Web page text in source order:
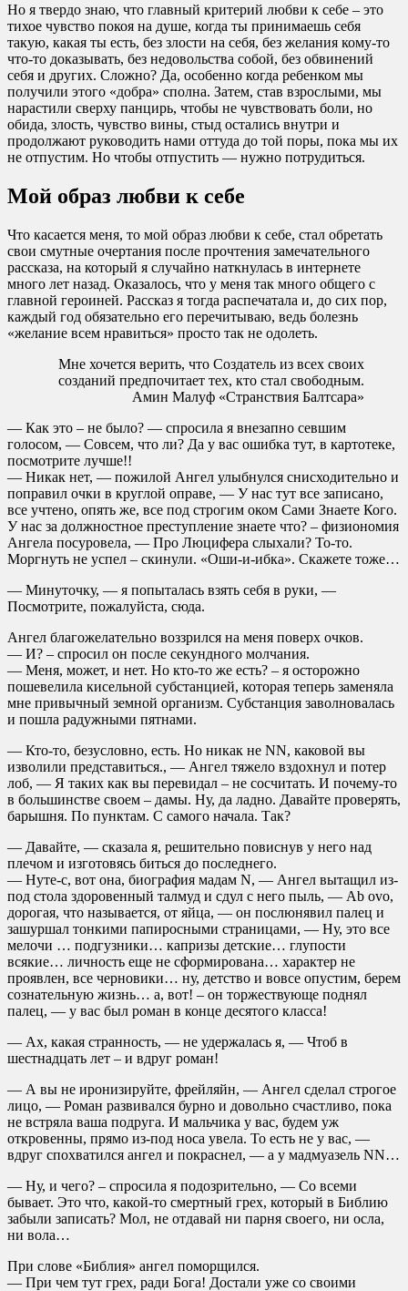
Но я твердо знаю, что главный критерий любви к себе – это
тихое чувство покоя на душе, когда ты принимаешь себя
такую, какая ты есть, без злости на себя, без желания кому-то
что-то доказывать, без недовольства собой, без обвинений
себя и других. Сложно? Да, особенно когда ребенком мы
получили этого «добра» сполна. Затем, став взрослыми, мы
нарастили сверху панцирь, чтобы не чувствовать боли, но
обида, злость, чувство вины, стыд остались внутри и
продолжают руководить нами оттуда до той поры, пока мы их
не отпустим. Но чтобы отпустить — нужно потрудиться.
Мой образ любви к себе
Что касается меня, то мой образ любви к себе, стал обретать
свои смутные очертания после прочтения замечательного
рассказа, на который я случайно наткнулась в интернете
много лет назад. Оказалось, что у меня так много общего с
главной героиней. Рассказ я тогда распечатала и, до сих пор,
каждый год обязательно его перечитываю, ведь болезнь
«желание всем нравиться» просто так не одолеть.
Мне хочется верить, что Создатель из всех своих
созданий предпочитает тех, кто стал свободным.
Амин Малуф «Странствия Балтсара»
— Как это – не было? — спросила я внезапно севшим
голосом, — Совсем, что ли? Да у вас ошибка тут, в картотеке,
посмотрите лучше!!
— Никак нет, — пожилой Ангел улыбнулся снисходительно и
поправил очки в круглой оправе, — У нас тут все записано,
все учтено, опять же, все под строгим оком Сами Знаете Кого.
У нас за должностное преступление знаете что? – физиономия
Ангела посуровела, — Про Люцифера слыхали? То-то.
Моргнуть не успел – скинули. «Оши-и-ибка». Скажете тоже…
— Минуточку, — я попыталась взять себя в руки, —
Посмотрите, пожалуйста, сюда.
Ангел благожелательно воззрился на меня поверх очков.
— И? – спросил он после секундного молчания.
— Меня, может, и нет. Но кто-то же есть? – я осторожно
пошевелила кисельной субстанцией, которая теперь заменяла
мне привычный земной организм. Субстанция заволновалась
и пошла радужными пятнами.
— Кто-то, безусловно, есть. Но никак не NN, каковой вы
изволили представиться., — Ангел тяжело вздохнул и потер
лоб, — Я таких как вы перевидал – не сосчитать. И почему-то
в большинстве своем – дамы. Ну, да ладно. Давайте проверять,
барышня. По пунктам. С самого начала. Так?
— Давайте, — сказала я, решительно повиснув у него над
плечом и изготовясь биться до последнего.
— Нуте-с, вот она, биография мадам N, — Ангел вытащил из-
под стола здоровенный талмуд и сдул с него пыль, — Ab ovo,
дорогая, что называется, от яйца, — он послюнявил палец и
зашуршал тонкими папиросными страницами, — Ну, это все
мелочи … подгузники… капризы детские… глупости
всякие… личность еще не сформирована… характер не
проявлен, все черновики… ну, детство и вовсе опустим, берем
сознательную жизнь… а, вот! – он торжествующе поднял
палец, — у вас был роман в конце десятого класса!
— Ах, какая странность, — не удержалась я, — Чтоб в
шестнадцать лет – и вдруг роман!
— А вы не иронизируйте, фрейляйн, — Ангел сделал строгое
лицо, — Роман развивался бурно и довольно счастливо, пока
не встряла ваша подруга. И мальчика у вас, будем уж
откровенны, прямо из-под носа увела. То есть не у вас, —
вдруг спохватился ангел и покраснел, — а у мадмуазель NN…
— Ну, и чего? – спросила я подозрительно, — Со всеми
бывает. Это что, какой-то смертный грех, который в Библию
забыли записать? Мол, не отдавай ни парня своего, ни осла,
ни вола…
При слове «Библия» ангел поморщился.
— При чем тут грех, ради Бога! Достали уже со своими